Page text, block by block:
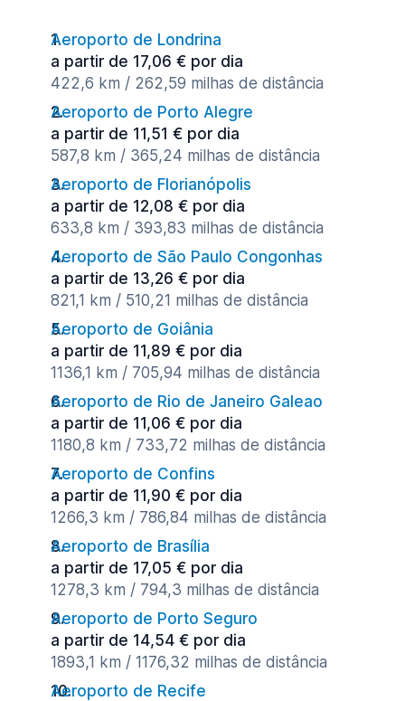
Aeroporto de Londrina
a partir de 17,06 € por dia
422,6 km / 262,59 milhas de distância
Aeroporto de Porto Alegre
a partir de 11,51 € por dia
587,8 km / 365,24 milhas de distância
Aeroporto de Florianópolis
a partir de 12,08 € por dia
633,8 km / 393,83 milhas de distância
Aeroporto de São Paulo Congonhas
a partir de 13,26 € por dia
821,1 km / 510,21 milhas de distância
Aeroporto de Goiânia
a partir de 11,89 € por dia
1136,1 km / 705,94 milhas de distância
Aeroporto de Rio de Janeiro Galeao
a partir de 11,06 € por dia
1180,8 km / 733,72 milhas de distância
Aeroporto de Confins
a partir de 11,90 € por dia
1266,3 km / 786,84 milhas de distância
Aeroporto de Brasília
a partir de 17,05 € por dia
1278,3 km / 794,3 milhas de distância
Aeroporto de Porto Seguro
a partir de 14,54 € por dia
1893,1 km / 1176,32 milhas de distância
Aeroporto de Recife